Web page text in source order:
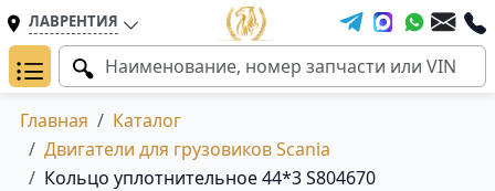
ЛАВРЕНТИЯ
Главная
Каталог
Двигатели для грузовиков Scania
Кольцо уплотнительное 44*3 S804670